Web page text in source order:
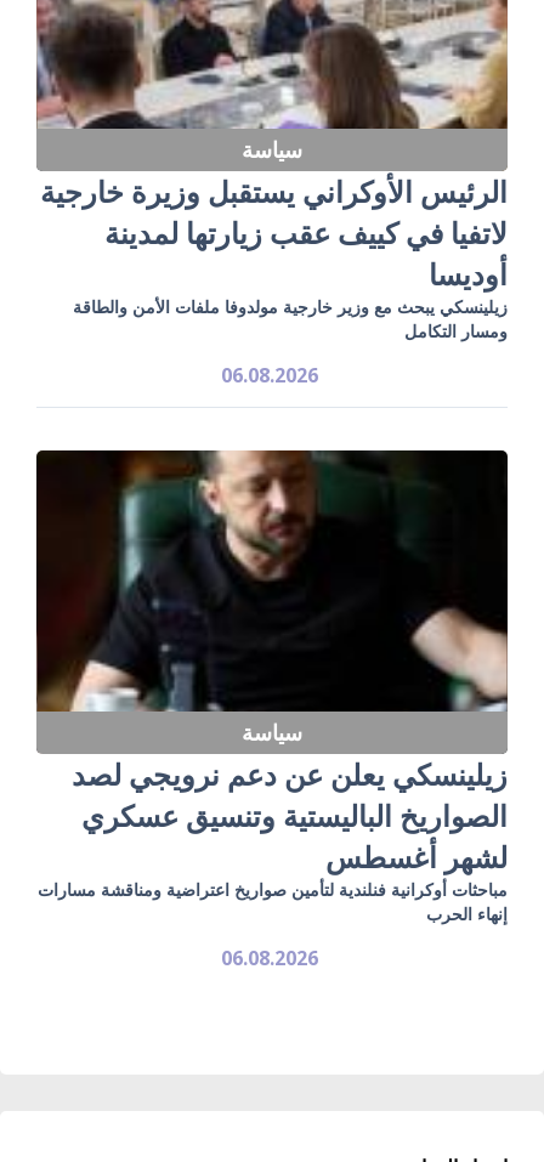
سياسة
الرئيس الأوكراني يستقبل وزيرة خارجية
لاتفيا في كييف عقب زيارتها لمدينة
أوديسا
زيلينسكي يبحث مع وزير خارجية مولدوفا ملفات الأمن والطاقة
ومسار التكامل
06.08.2026
سياسة
زيلينسكي يعلن عن دعم نرويجي لصد
الصواريخ الباليستية وتنسيق عسكري
لشهر أغسطس
مباحثات أوكرانية فنلندية لتأمين صواريخ اعتراضية ومناقشة مسارات
إنهاء الحرب
06.08.2026